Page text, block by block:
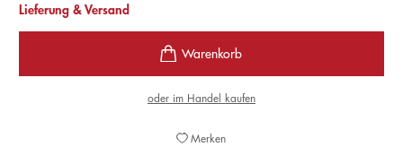
Lieferung & Versand
oder im Handel kaufen
Merken